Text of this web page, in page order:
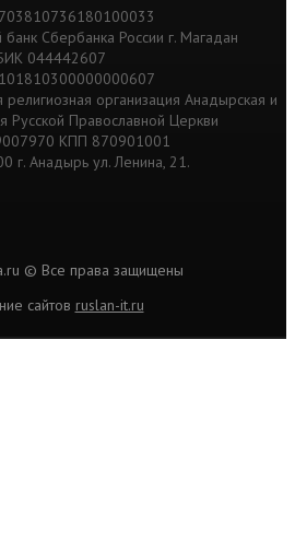
Сбербанка России г. Магадан
044442607
религиозная организация Анадырская и
Русской Православной Церкви
КПП 870901001
г. Анадырь ул. Ленина, 21.
© Все права защищены
сайтов ruslan-it.ru